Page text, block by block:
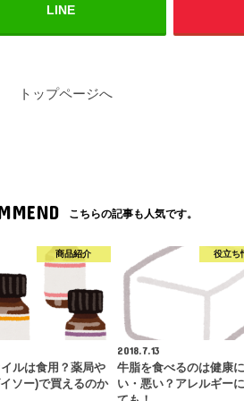
LINE
トップページへ
こちらの記事も人気です。
商品紹介
イルは食用？薬局や
ソー)で買えるのか
役立ち
2018.7.13
牛脂を食べるのは健康
い・悪い？アレルギー